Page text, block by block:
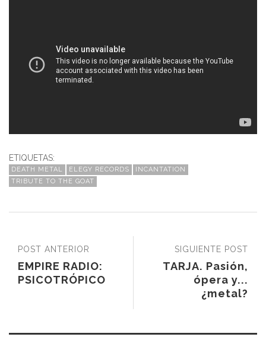
ETIQUETAS:
DEATH METAL ELEGY RECORDS
INCANTATION
TRIBUTE TO THE GOAT
SIGUIENTE POST
TARJA. Pasión,
ópera y...
¿metal?
POST ANTERIOR
EMPIRE RADIO:
PSICOTRÓPICO